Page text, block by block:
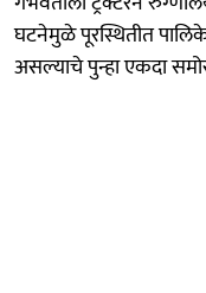
घटनेमुळे पूरस्थितीत
असल्याचे पुन्हा एकदा